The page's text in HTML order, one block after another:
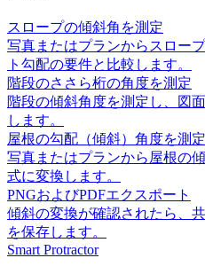
スロープの傾斜角を測定
写真またはプランからスロー
ト勾配の要件と比較します。
階段のささら桁の角度を測定
階段の傾斜角度を測定し、図
します。
屋根の勾配（傾斜）角度を測定
写真またはプランから屋根の
式に変換します。
PNGおよびPDFエクスポート
傾斜の変換が確認されたら、
を保存します。
Smart Protractor